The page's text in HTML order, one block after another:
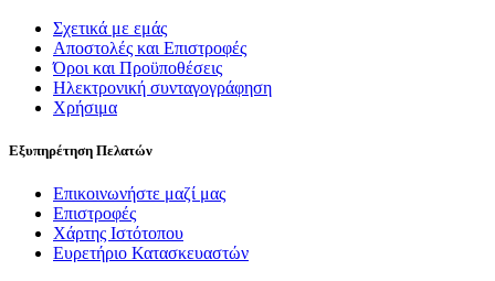
Σχετικά με εμάς
Αποστολές και Επιστροφές
Όροι και Προϋποθέσεις
Ηλεκτρονική συνταγογράφηση
Χρήσιμα
Εξυπηρέτηση Πελατών
Επικοινωνήστε μαζί μας
Επιστροφές
Χάρτης Ιστότοπου
Ευρετήριο Κατασκευαστών